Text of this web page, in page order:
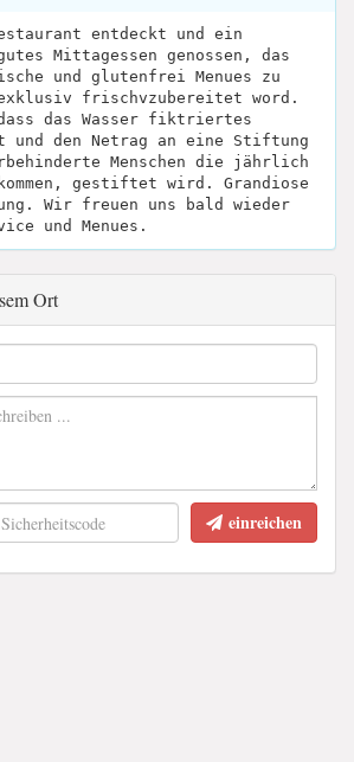
entdeckt und ein
Mittagessen genossen, das
und glutenfrei Menues zu
frischvzubereitet word.
das Wasser fiktriertes
und den Netrag an eine Stiftung
Menschen die jährlich
gestiftet wird. Grandiose
Wir freuen uns bald wieder
und Menues.
Ort
einreichen